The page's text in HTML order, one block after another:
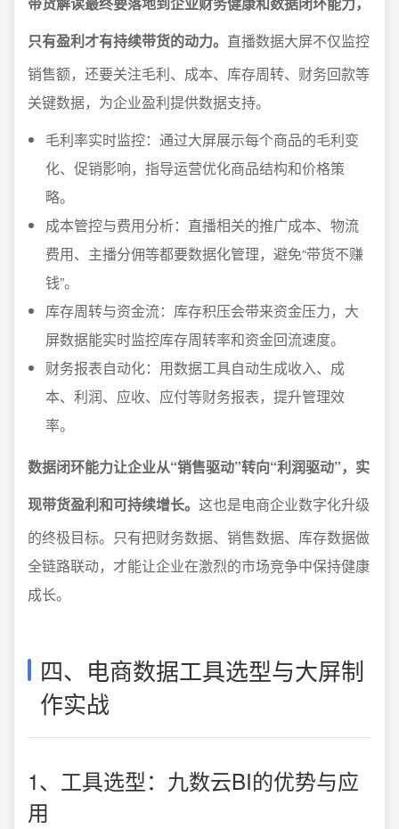
只有盈利才有持续带货的动力。 直播数据大屏不仅监控
销售额，还要关注毛利、成本、库存周转、财务回款等
关键数据，为企业盈利提供数据支持。
毛利率实时监控：通过大屏展示每个商品的毛利变
化、促销影响，指导运营优化商品结构和价格策
略。
成本管控与费用分析：直播相关的推广成本、物流
费用、主播分佣等都要数据化管理，避免“带货不赚
钱”。
库存周转与资金流：库存积压会带来资金压力，大
屏数据能实时监控库存周转率和资金回流速度。
财务报表自动化：用数据工具自动生成收入、成
本、利润、应收、应付等财务报表，提升管理效
率。
数据闭环能力让企业从“销售驱动”转向“利润驱动”，实
现带货盈利和可持续增长。 这也是电商企业数字化升级
的终极目标。只有把财务数据、销售数据、库存数据做
全链路联动，才能让企业在激烈的市场竞争中保持健康
成长。
四、电商数据工具选型与大屏制
作实战
1、工具选型：九数云BI的优势与应
用